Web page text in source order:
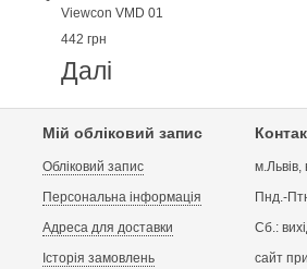
Viewcon VMD 01
442 грн
Далі
Мій обліковий запис
Обліковий запис
Персональна інформація
Адреса для доставки
Історія замовлень
Пнд.-
Сб.:
сайт